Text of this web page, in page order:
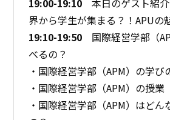
19:00-19:10 本日のゲスト紹
界から学生が集まる？！APUの
19:10-19:50 国際経営学部（
べるの？
・国際経営学部（APM）の学び
・国際経営学部（APM）の授業
・国際経営学部（APM）はどん